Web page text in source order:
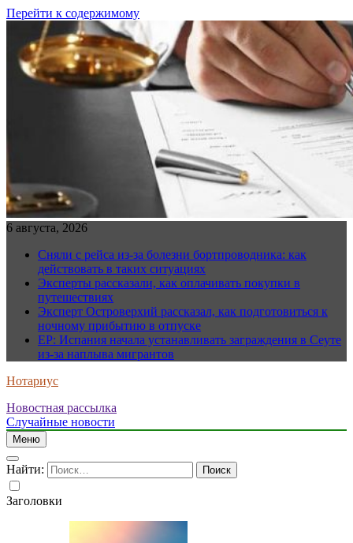
Перейти к содержимому
6 августа, 2026
Сняли с рейса из-за болезни бортпроводника: как
действовать в таких ситуациях
Эксперты рассказали, как оплачивать покупки в
путешествиях
Эксперт Островерхий рассказал, как подготовиться к
ночному прибытию в отпуске
EP: Испания начала устанавливать заграждения в Сеуте
из-за наплыва мигрантов
Нотариус
Новостная рассылка
Случайные новости
Меню
Найти:
Заголовки